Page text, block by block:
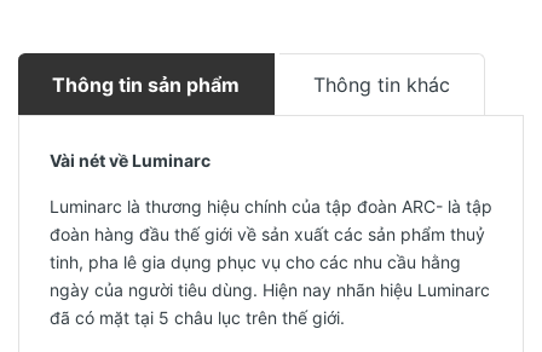
Thông tin sản phẩm Thông tin khác
Vài nét về Luminarc
Luminarc là thương hiệu chính của tập đoàn ARC- là tập
đoàn hàng đầu thế giới về sản xuất các sản phẩm thuỷ
tinh, pha lê gia dụng phục vụ cho các nhu cầu hằng
ngày của người tiêu dùng. Hiện nay nhãn hiệu Luminarc
đã có mặt tại 5 châu lục trên thế giới.